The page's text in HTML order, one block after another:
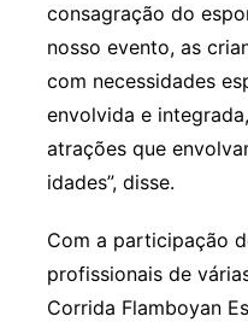
consagração do
nosso evento, as
com necessidades
envolvida e
atrações que
idades”, disse.
Com a participação
profissionais de
Corrida Flamboyan